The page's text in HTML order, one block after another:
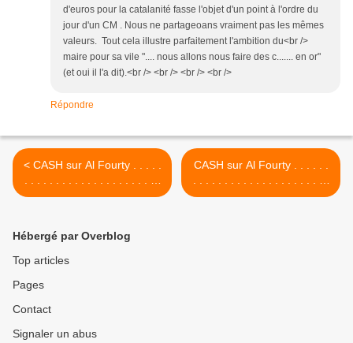
d'euros pour la catalanité fasse l'objet d'un point à l'ordre du
jour d'un CM . Nous ne partageoans vraiment pas les mêmes
valeurs. Tout cela illustre parfaitement l'ambition du<br />
maire pour sa vile ".... nous allons nous faire des c....... en or"
(et oui il l'a dit).<br /> <br /> <br /> <br />
Répondre
< CASH sur Al Fourty . . . . .
. 1 - une vente illégale pour
CASH sur Al Fourty . . . . . .
. . . . . . . . . 3 - une
Hébergé par Overblog
Top articles
Pages
Contact
Signaler un abus